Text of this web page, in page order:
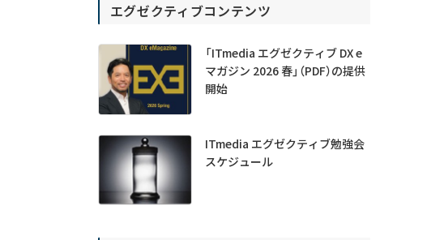
エグゼクティブコンテンツ
「ITmedia エグゼクティブ DX e
マガジン 2026 春」（PDF）の提供
開始
ITmedia エグゼクティブ勉強会
スケジュール